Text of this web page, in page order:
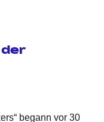
begann vor 30